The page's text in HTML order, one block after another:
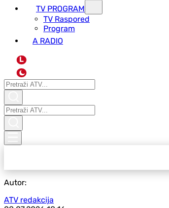
TV PROGRAM
ТV Raspored
Program
A RADIO
L
Autor:
ATV redakcija